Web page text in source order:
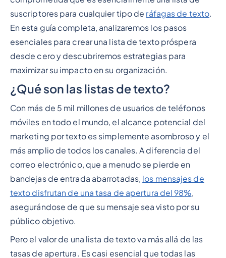
suscriptores para cualquier tipo de ráfagas de texto.
En esta guía completa, analizaremos los pasos
esenciales para crear una lista de texto próspera
desde cero y descubriremos estrategias para
maximizar su impacto en su organización.
¿Qué son las listas de texto?
Con más de 5 mil millones de usuarios de teléfonos
móviles en todo el mundo, el alcance potencial del
marketing por texto es simplemente asombroso y el
más amplio de todos los canales. A diferencia del
correo electrónico, que a menudo se pierde en
bandejas de entrada abarrotadas, los mensajes de
texto disfrutan de una tasa de apertura del 98%,
asegurándose de que su mensaje sea visto por su
público objetivo.
Pero el valor de una lista de texto va más allá de las
tasas de apertura. Es casi esencial que todas las